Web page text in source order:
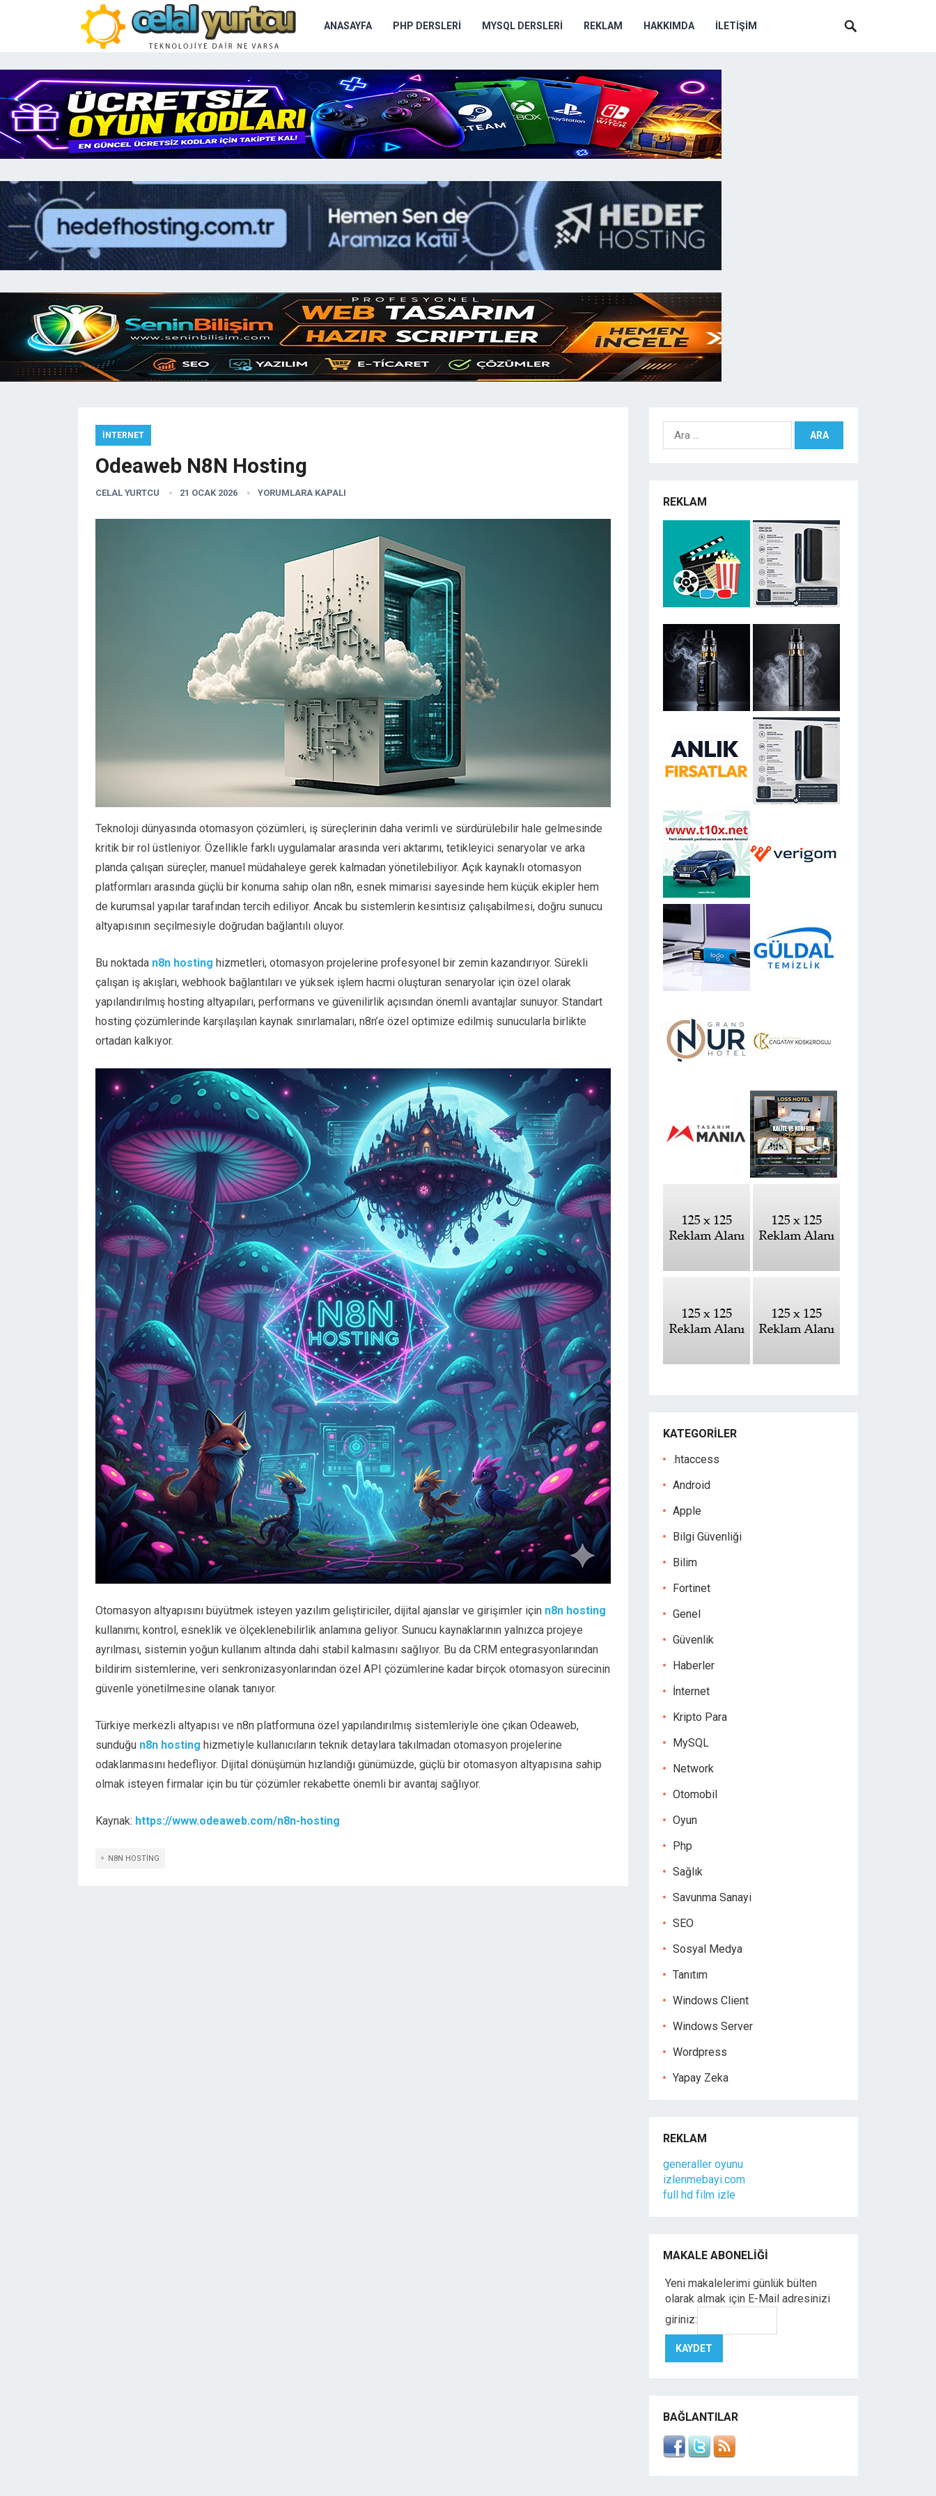
ANASAYFA PHP DERSLERI MYSQL DERSLERI REKLAM HAKKIMDA İLETIŞIM
İNTERNET
Odeaweb N8N Hosting
CELAL YURTCU 21 OCAK 2026 YORUMLARA KAPALI
Teknoloji dünyasında otomasyon çözümleri, iş süreçlerinin daha verimli ve sürdürülebilir hale gelmesinde
kritik bir rol üstleniyor. Özellikle farklı uygulamalar arasında veri aktarımı, tetikleyici senaryolar ve arka
planda çalışan süreçler, manuel müdahaleye gerek kalmadan yönetilebiliyor. Açık kaynaklı otomasyon
platformları arasında güçlü bir konuma sahip olan n8n, esnek mimarisi sayesinde hem küçük ekipler hem
de kurumsal yapılar tarafından tercih ediliyor. Ancak bu sistemlerin kesintisiz çalışabilmesi, doğru sunucu
altyapısının seçilmesiyle doğrudan bağlantılı oluyor.
Bu noktada n8n hosting hizmetleri, otomasyon projelerine profesyonel bir zemin kazandırıyor. Sürekli
çalışan iş akışları, webhook bağlantıları ve yüksek işlem hacmi oluşturan senaryolar için özel olarak
yapılandırılmış hosting altyapıları, performans ve güvenilirlik açısından önemli avantajlar sunuyor. Standart
hosting çözümlerinde karşılaşılan kaynak sınırlamaları, n8n’e özel optimize edilmiş sunucularla birlikte
ortadan kalkıyor.
Otomasyon altyapısını büyütmek isteyen yazılım geliştiriciler, dijital ajanslar ve girişimler için n8n hosting
kullanımı; kontrol, esneklik ve ölçeklenebilirlik anlamına geliyor. Sunucu kaynaklarının yalnızca projeye
ayrılması, sistemin yoğun kullanım altında dahi stabil kalmasını sağlıyor. Bu da CRM entegrasyonlarından
bildirim sistemlerine, veri senkronizasyonlarından özel API çözümlerine kadar birçok otomasyon sürecinin
güvenle yönetilmesine olanak tanıyor.
Türkiye merkezli altyapısı ve n8n platformuna özel yapılandırılmış sistemleriyle öne çıkan Odeaweb,
sunduğu n8n hosting hizmetiyle kullanıcıların teknik detaylara takılmadan otomasyon projelerine
odaklanmasını hedefliyor. Dijital dönüşümün hızlandığı günümüzde, güçlü bir otomasyon altyapısına sahip
olmak isteyen firmalar için bu tür çözümler rekabette önemli bir avantaj sağlıyor.
Kaynak: https://www.odeaweb.com/n8n-hosting
N8N HOSTING
Arama:
REKLAM
KATEGORILER
.htaccess
Android
Apple
Bilgi Güvenliği
Bilim
Fortinet
Genel
Güvenlik
Haberler
İnternet
Kripto Para
MySQL
Network
Otomobil
Oyun
Php
Sağlık
Savunma Sanayi
SEO
Sosyal Medya
Tanıtım
Windows Client
Windows Server
Wordpress
Yapay Zeka
REKLAM
generaller oyunu
izlenmebayi.com
full hd film izle
MAKALE ABONELIĞI
Yeni makalelerimi günlük bülten
olarak almak için E-Mail adresinizi
giriniz:
BAĞLANTILAR